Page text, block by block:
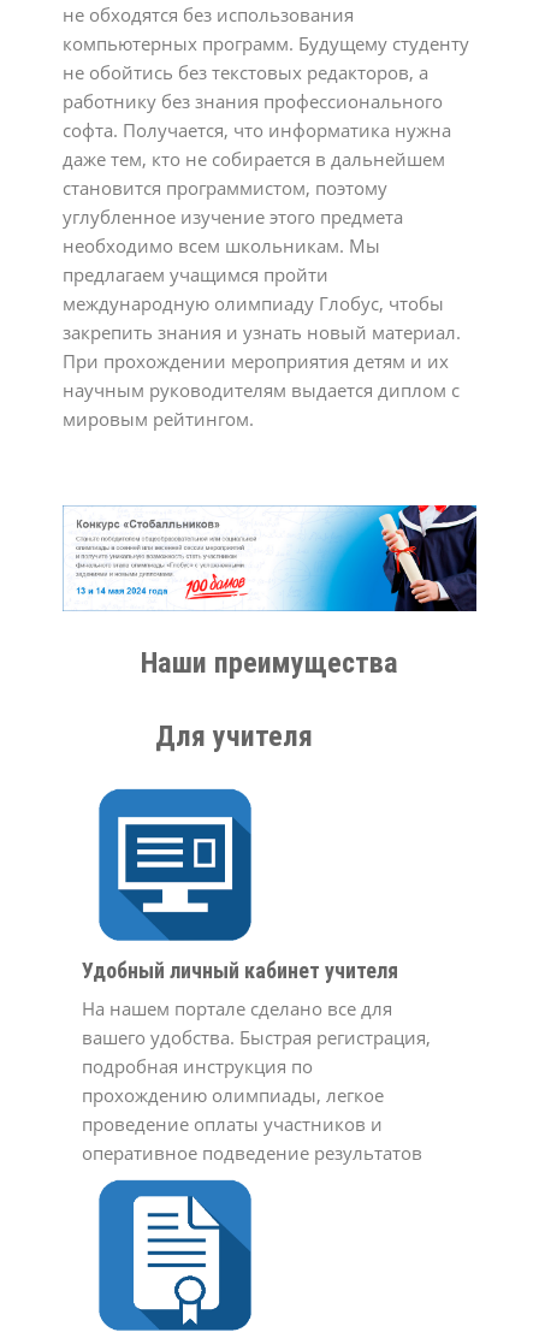
не обходятся без использования
компьютерных программ. Будущему студенту
не обойтись без текстовых редакторов, а
работнику без знания профессионального
софта. Получается, что информатика нужна
даже тем, кто не собирается в дальнейшем
становится программистом, поэтому
углубленное изучение этого предмета
необходимо всем школьникам. Мы
предлагаем учащимся пройти
международную олимпиаду Глобус, чтобы
закрепить знания и узнать новый материал.
При прохождении мероприятия детям и их
научным руководителям выдается диплом с
мировым рейтингом.
Наши преимущества
Для учителя
Удобный личный кабинет учителя
На нашем портале сделано все для
вашего удобства. Быстрая регистрация,
подробная инструкция по
прохождению олимпиады, легкое
проведение оплаты участников и
оперативное подведение результатов